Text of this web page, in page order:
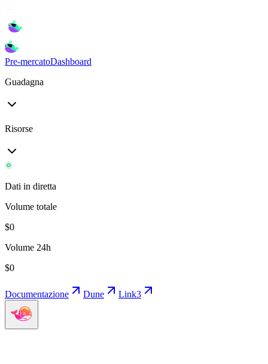
Pre-mercatoDashboard
Guadagna
Risorse
Dati in diretta
Volume totale
$0
Volume 24h
$0
Documentazione Dune Link3